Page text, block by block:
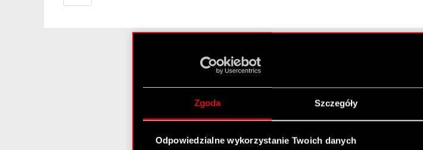
Zgoda Szczegóły
Odpowiedzialne wykorzystanie Twoich danych